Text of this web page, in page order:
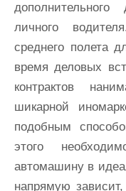
личного
среднего полета
время деловых
контрактов
шикарной
подобным
этого
автомашину в
напрямую